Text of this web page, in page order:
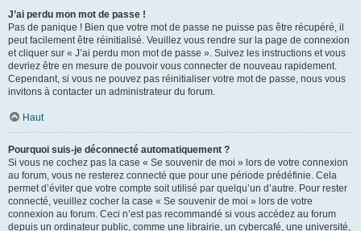
J’ai perdu mon mot de passe !
Pas de panique ! Bien que votre mot de passe ne puisse pas être récupéré, il
peut facilement être réinitialisé. Veuillez vous rendre sur la page de connexion
et cliquer sur « J’ai perdu mon mot de passe ». Suivez les instructions et vous
devriez être en mesure de pouvoir vous connecter de nouveau rapidement.
Cependant, si vous ne pouvez pas réinitialiser votre mot de passe, nous vous
invitons à contacter un administrateur du forum.
Haut
Pourquoi suis-je déconnecté automatiquement ?
Si vous ne cochez pas la case « Se souvenir de moi » lors de votre connexion
au forum, vous ne resterez connecté que pour une période prédéfinie. Cela
permet d’éviter que votre compte soit utilisé par quelqu’un d’autre. Pour rester
connecté, veuillez cocher la case « Se souvenir de moi » lors de votre
connexion au forum. Ceci n’est pas recommandé si vous accédez au forum
depuis un ordinateur public, comme une librairie, un cybercafé, une université,